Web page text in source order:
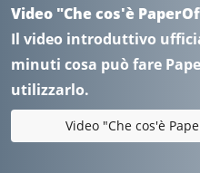
Video "Che cos'è
Il video introduttivo
minuti cosa può fare
utilizzarlo.
Video "Che cos'è